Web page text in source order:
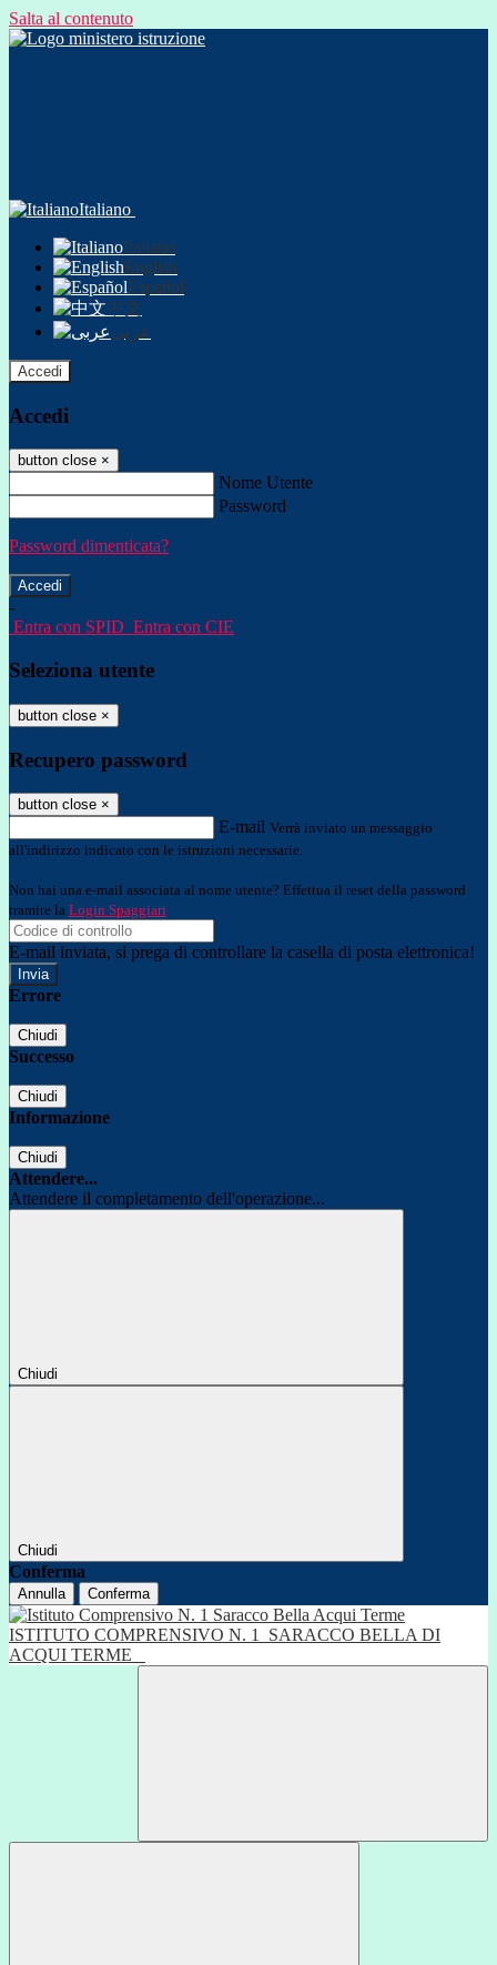
Salta al contenuto
Italiano
Italiano
English
Español
中文
عربى
Accedi
Accedi
button close ×
Nome Utente
Password
Password dimenticata?
-
Entra con SPID Entra con CIE
Seleziona utente
button close ×
Recupero password
button close ×
E-mail Verrà inviato un messaggio
all'indirizzo indicato con le istruzioni necessarie.
Non hai una e-mail associata al nome utente? Effettua il reset della password
tramite la Login Spaggiari
E-mail inviata, si prega di controllare la casella di posta elettronica!
Errore
Chiudi
Successo
Chiudi
Informazione
Chiudi
Attendere...
Attendere il completamento dell'operazione...
Chiudi
Chiudi
Conferma
Annulla Conferma
ISTITUTO COMPRENSIVO N. 1
SARACCO BELLA DI
ACQUI TERME